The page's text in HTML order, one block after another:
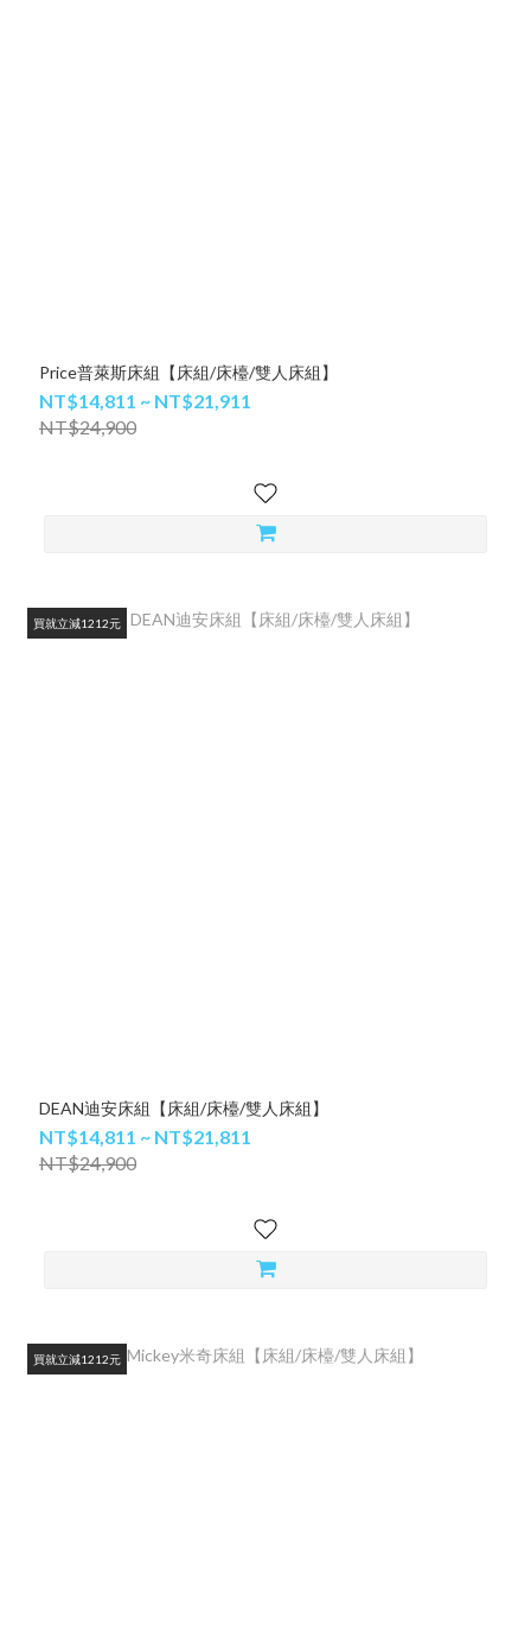
Price普萊斯床組【床組/床檯/雙人床組】
NT$14,811 ~ NT$21,911
NT$24,900
買就立減1212元
DEAN迪安床組【床組/床檯/雙人床組】
NT$14,811 ~ NT$21,811
NT$24,900
買就立減1212元